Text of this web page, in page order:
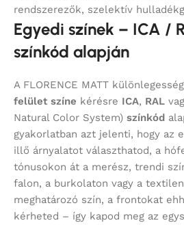
rendszerezők, szelektív
Egyedi színek – ICA /
színkód alapján
A FLORENCE MATT
felület színe kérésre ICA, RAL
Natural Color System) színkód
gyakorlatban azt jelenti, hogy az
illő árnyalatot választhatod, a
tónusokon át a merész, trendi
falon, a burkolaton vagy a
meghatározó szín, a frontokat
kérheted – így kapod meg az